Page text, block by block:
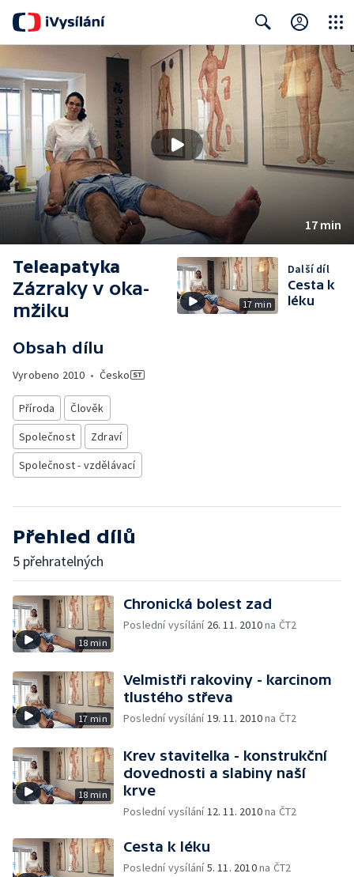
Search Close
17 min
Teleapatyka
Zázraky v oka-
mžiku
Obsah dílu
Vyrobeno 2010 • Česko
Příroda
Člověk
Společnost
Zdraví
Společnost - vzdělávací
17 min
Další díl
Cesta k
léku
Přehled dílů
5 přehratelných
18 min
Chronická bolest zad
Poslední vysílání 26. 11. 2010na ČT2
17 min
Velmistři rakoviny - karcinom
tlustého střeva
Poslední vysílání19. 11. 2010na ČT2
18 min
Krev stavitelka - konstrukční
dovednosti a slabiny naší
krve
Poslední vysílání12. 11. 2010na ČT2
Cesta k léku
Poslední vysílání5. 11. 2010na ČT2